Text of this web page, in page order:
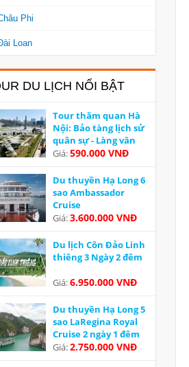
Phi
Loan
DU LỊCH NỔI BẬT
Tour thăm quan Hà
Nội: Bảo tàng lịch sử
quân sự - Làng văn
hoá các dân tộc Việt
Giá:590.000 VNĐ
Du thuyền Hạ Long 6
sao Ambassador
Cruise
Giá:3.600.000 VNĐ
Du lịch Côn Đảo Linh
thiêng 3 Ngày 2 đêm
Giá:6.950.000 VNĐ
Du thuyền Hạ Long 5
sao LaRegina Royal
Cruise 2 ngày 1 đêm
Ưu đãi
Giá:2.750.000 VNĐ